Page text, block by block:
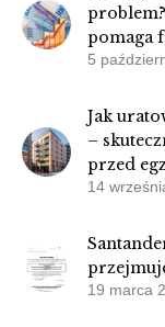
pomaga
5
Jak
–
przed
14
19 marca